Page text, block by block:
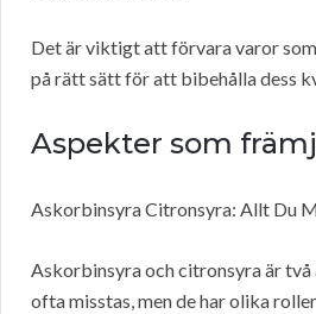
Det är viktigt att förvara varor
på rätt sätt för att bibehålla dess
Aspekter som
Askorbinsyra Citronsyra: Allt Du
Askorbinsyra och citronsyra är två
ofta misstas, men de har olika